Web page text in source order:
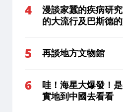
漫談家蠶的疾病研
的大流行及巴斯德
再談地方文物館
哇！海星大爆發！
實地到中國去看看